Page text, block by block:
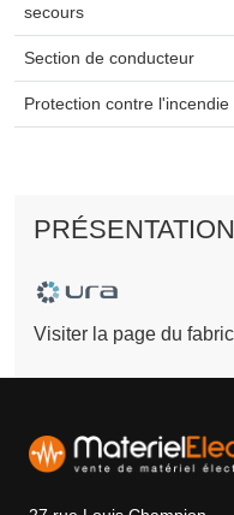
secours
Section de conducteur
Protection contre l'incendie
Visiter la page du